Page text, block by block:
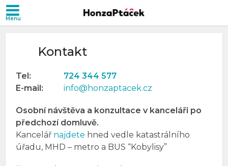
Kontakt
Tel: 724 344 577
E-mail:
info@honzaptacek.cz
Osobní návštěva a konzultace v kanceláři po
předchozí domluvě.
Kancelář najdete hned vedle katastrálního
úřadu, MHD – metro a BUS “Kobylisy”